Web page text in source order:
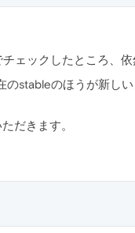
ックしたところ、
stableのほうが新し
だきます。